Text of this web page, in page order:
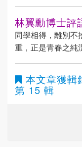
林翼勳博士評
同學相得，離別不
重，正是青春之純
本文章獲輯
第 15 輯